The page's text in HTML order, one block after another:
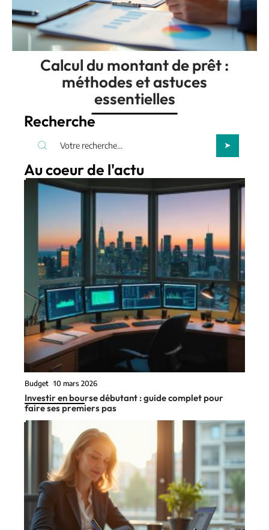
Calcul du montant de prêt :
méthodes et astuces
essentielles
Recherche
Au coeur de l'actu
Budget 10 mars 2026
Investir en bourse débutant : guide complet pour
faire ses premiers pas